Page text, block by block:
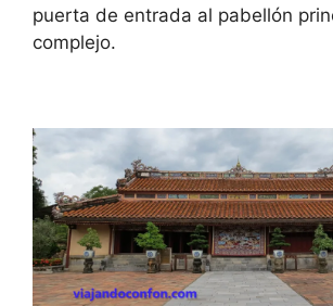
puerta de entrada al pabellón
complejo.